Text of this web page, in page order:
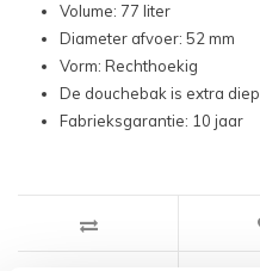
Volume: 77 liter
Diameter afvoer: 52 mm
Vorm: Rechthoekig
De douchebak is extra diep
Fabrieksgarantie: 10 jaar